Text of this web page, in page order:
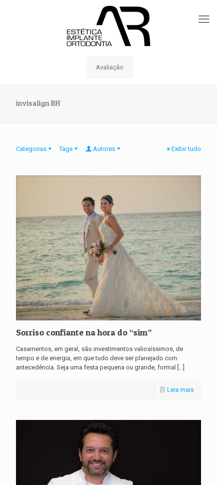
Avaliação
invisalign BH
Categorias Tags Autores Exibir tudo
Sorriso confiante na hora do “sim”
Casamentos, em geral, são investimentos valiosíssimos, de
tempo e de energia, em que tudo deve ser planejado com
antecedência. Seja uma festa pequena ou grande, formal […]
Leia mais